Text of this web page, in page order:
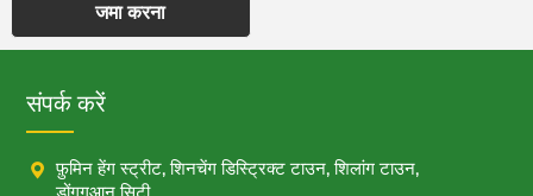
जमा करना
संपर्क करें
 फ़ुमिन हेंग स्ट्रीट, शिनचेंग डिस्ट्रिक्ट टाउन, शिलांग टाउन,